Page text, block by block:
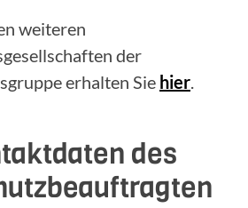
weiteren
der
erhalten Sie hier.
des